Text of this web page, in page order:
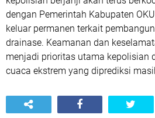
dengan Pemerintah Kabupaten
keluar permanen terkait
drainase. Keamanan dan
menjadi prioritas utama kepolisian
cuaca ekstrem yang diprediksi